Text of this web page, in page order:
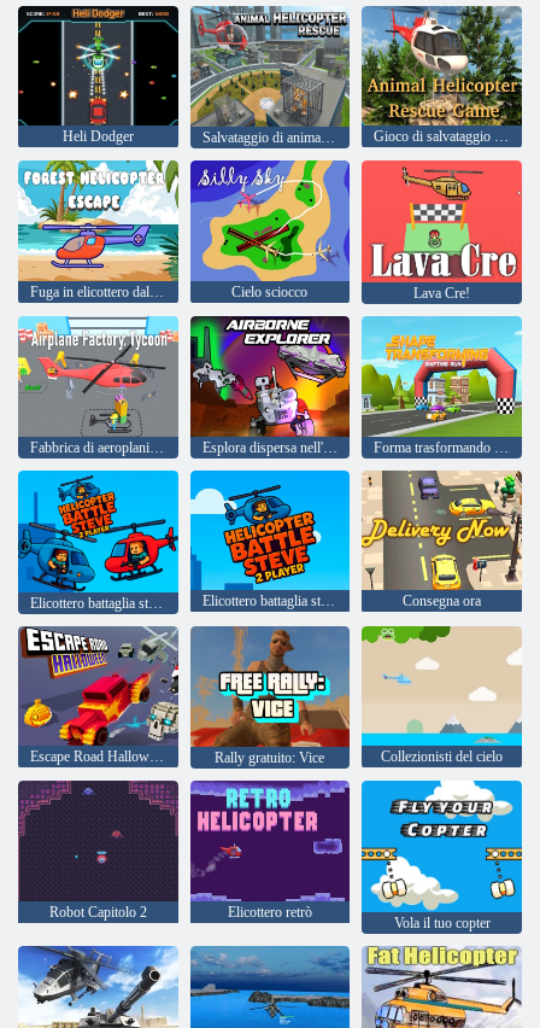
Heli Dodger Salvataggio di animali in elicottero Gioco di salvataggio in elicottero per animali
Fuga in elicottero dalla foresta Cielo sciocco Lava Cre!
Esplora dispersa nell'aria
Elicottero battaglia steve 2 giocatore Consegna ora
Escape Road Halloween Rally gratuito: Vice Collezionisti del cielo
Robot Capitolo 2 Elicottero retrò
Vola il tuo copter